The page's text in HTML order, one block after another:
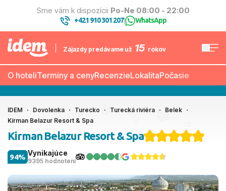
Sme vám k dispozícii Po-Ne 08:00 - 22:00
+421 910 301 207| WhatsApp
Zájazdy predávame už 15 rokov
O hoteliTermíny a cenyRecenzieLokalitaPočasie
IDEM Dovolenka Turecko Turecká riviéra
Belek
Kirman Belazur Resort & Spa
Kirman Belazur Resort & Spa
Vynikajúce
9395 hodnotení
94%